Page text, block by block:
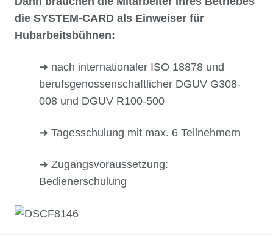
die SYSTEM-CARD als Einweiser für
Hubarbeitsbühnen:
➜ nach internationaler ISO 18878 und
berufsgenossenschaftlicher DGUV G308-
008 und DGUV R100-500
➜ Tagesschulung mit max. 6 Teilnehmern
➜ Zugangsvoraussetzung:
Bedienerschulung